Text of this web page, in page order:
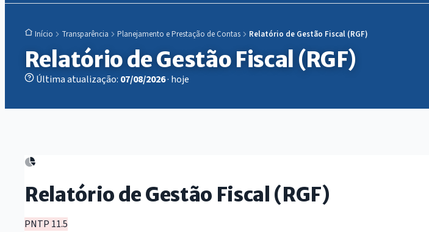
Início Transparência Planejamento e Prestação de Contas Relatório de Gestão Fiscal (RGF)
Relatório de Gestão Fiscal (RGF)
Última atualização: 07/08/2026· hoje
Relatório de Gestão Fiscal (RGF)
PNTP 11.5